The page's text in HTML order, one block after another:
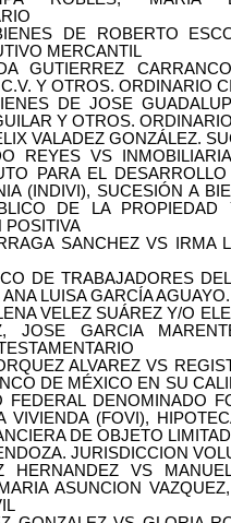
DE ROBERTO
MERCANTIL
GUTIERREZ
Y OTROS. ORDINARIO
DE JOSE
Y OTROS.
VALADEZ GONZÁLEZ.
REYES VS
PARA EL
(INDIVI), SUCESIÓN A
DE LA
POSITIVA
SANCHEZ VS IRMA
DE TRABAJADORES
LUISA GARCÍA AGUAYO.
VELEZ SUÁREZ Y/O
JOSE GARCIA
ALVAREZ VS
DE MÉXICO EN SU
FEDERAL DENOMINADO
VIVIENDA (FOVI),
DE OBJETO
JURISDICCION
HERNANDEZ VS
ASUNCION